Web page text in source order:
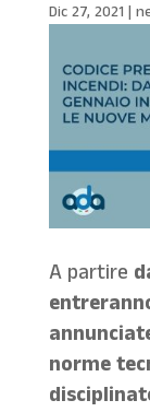
Dic 27, 2021
A partire
norme